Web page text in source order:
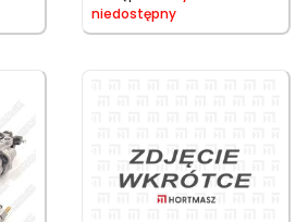
niedostępny